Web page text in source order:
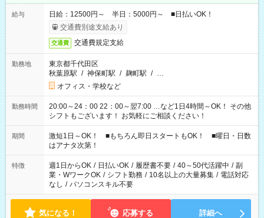
給与
日給：12500円～ 半日：5000円～ ■日払いOK！
交通費別途支給あり
交通費 交通費規定支給
勤務地
東京都千代田区
秋葉原駅 / 神保町駅 / 麹町駅 / …
オフィス・学校など
勤務時間
20:00～24：00 22：00～翌7:00 …など1日4時間～OK！ その他
シフトもございます！ お気軽にご相談ください！
期間
激短1日～OK！ ■もちろん即日スタートもOK！ ■曜日・日数
はアナタ次第！
特徴 週1日からOK / 日払いOK / 履歴書不要 / 40～50代活躍中 / 副
業・WワークOK / シフト勤務 / 10名以上の大量募集 / 電話対応
なし / パソコンスキル不要
気になる！ 応募する 詳細へ